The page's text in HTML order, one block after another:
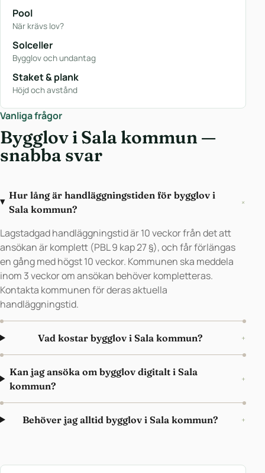
Pool
När krävs lov?
Solceller
Bygglov och undantag
Staket & plank
Höjd och avstånd
Vanliga frågor
Bygglov i Sala kommun —
snabba svar
Hur lång är handläggningstiden för bygglov i
Sala kommun?
+
Lagstadgad handläggningstid är 10 veckor från det att
ansökan är komplett (PBL 9 kap 27 §), och får förlängas
en gång med högst 10 veckor. Kommunen ska meddela
inom 3 veckor om ansökan behöver kompletteras.
Kontakta kommunen för deras aktuella
handläggningstid.
Vad kostar bygglov i Sala kommun? +
Kan jag ansöka om bygglov digitalt i Sala
kommun?
+
Behöver jag alltid bygglov i Sala kommun? +